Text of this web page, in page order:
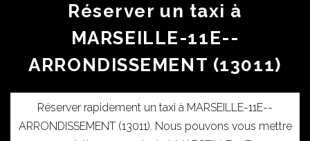
Réserver un taxi à
MARSEILLE-11E--
ARRONDISSEMENT (13011)
Réserver rapidement un taxi à MARSEILLE-11E--
ARRONDISSEMENT (13011). Nous pouvons vous mettre